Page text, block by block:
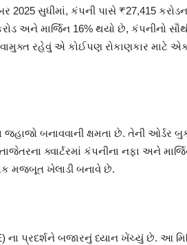
સુધીમાં, કંપની પાસે ₹27,415
અને માર્જિન 16% થયો છે, કંપનીનો
રહેવું એ કોઈપણ રોકાણકાર માટે એક
જહાજો બનાવવાની ક્ષમતા છે. તેની ઓર્ડર
ક્વાર્ટરમાં કંપનીના નફા અને
મજબૂત ખેલાડી બનાવે છે.
ના પ્રદર્શને બજારનું ધ્યાન ખેંચ્યું છે. આ